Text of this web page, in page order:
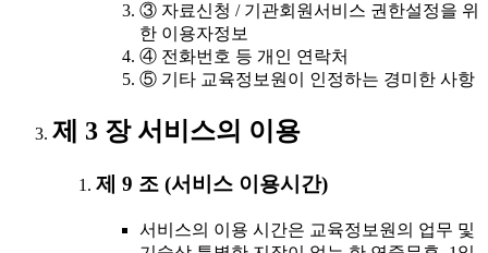
③ 자료신청 / 기관회원서비스 권한설정을 위
한 이용자정보
④ 전화번호 등 개인 연락처
⑤ 기타 교육정보원이 인정하는 경미한 사항
제 3 장 서비스의 이용
제 9 조 (서비스 이용시간)
서비스의 이용 시간은 교육정보원의 업무 및